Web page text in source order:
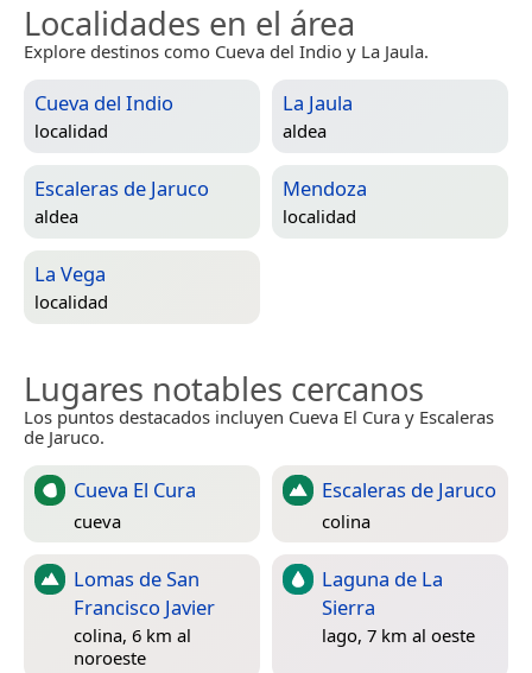
Localidades en el área
Explore destinos como Cueva del Indio y La Jaula.
Cueva del Indio
localidad
La Jaula
aldea
Escaleras de Jaruco
aldea
Mendoza
localidad
La Vega
localidad
Lugares notables cercanos
Los puntos destacados incluyen Cueva El Cura y Escaleras
de Jaruco.
Cueva El Cura
cueva
Escaleras de Jaruco
colina
Lomas de San
Francisco Javier
colina, 6 km al
noroeste
Laguna de La
Sierra
lago, 7 km al oeste